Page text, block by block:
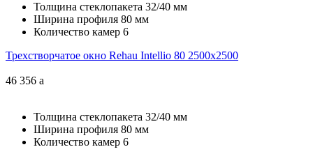
Толщина стеклопакета 32/40 мм
Ширина профиля 80 мм
Количество камер 6
Трехстворчатое окно Rehau Intellio 80 2500x2500
46 356 a
Толщина стеклопакета 32/40 мм
Ширина профиля 80 мм
Количество камер 6